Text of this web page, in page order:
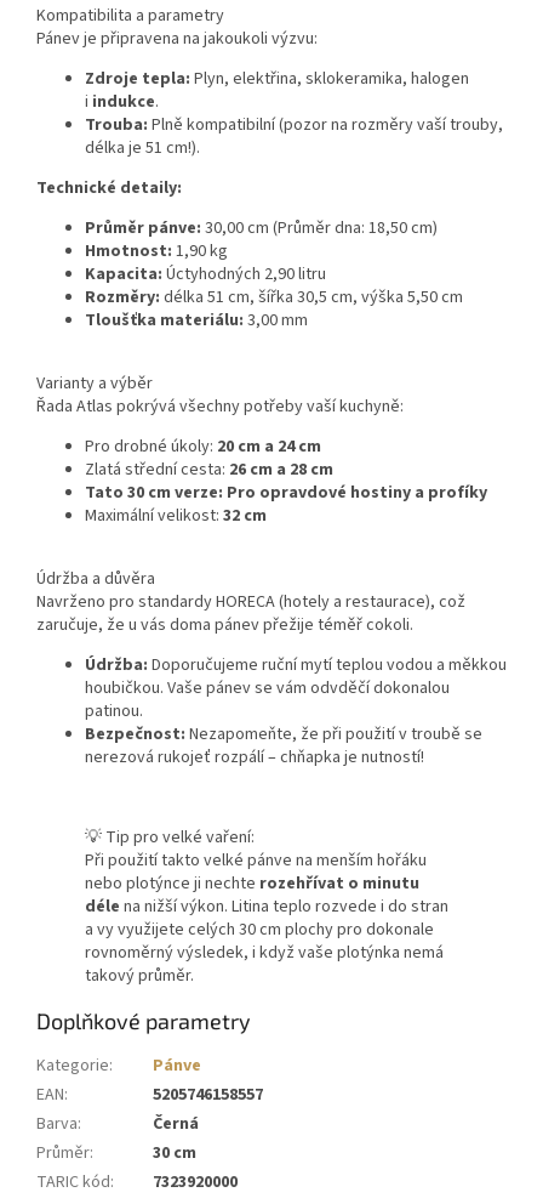
Kompatibilita a parametry
Pánev je připravena na jakoukoli výzvu:
Zdroje tepla: Plyn, elektřina, sklokeramika, halogen
i indukce.
Trouba: Plně kompatibilní (pozor na rozměry vaší trouby,
délka je 51 cm!).
Technické detaily:
Průměr pánve: 30,00 cm (Průměr dna: 18,50 cm)
Hmotnost: 1,90 kg
Kapacita: Úctyhodných 2,90 litru
Rozměry: délka 51 cm, šířka 30,5 cm, výška 5,50 cm
Tloušťka materiálu: 3,00 mm
Varianty a výběr
Řada Atlas pokrývá všechny potřeby vaší kuchyně:
Pro drobné úkoly: 20 cm a 24 cm
Zlatá střední cesta: 26 cm a 28 cm
Tato 30 cm verze: Pro opravdové hostiny a profíky
Maximální velikost: 32 cm
Údržba a důvěra
Navrženo pro standardy HORECA (hotely a restaurace), což
zaručuje, že u vás doma pánev přežije téměř cokoli.
Údržba: Doporučujeme ruční mytí teplou vodou a měkkou
houbičkou. Vaše pánev se vám odvděčí dokonalou
patinou.
Bezpečnost: Nezapomeňte, že při použití v troubě se
nerezová rukojeť rozpálí – chňapka je nutností!
💡 Tip pro velké vaření:
Při použití takto velké pánve na menším hořáku
nebo plotýnce ji nechte rozehřívat o minutu
déle na nižší výkon. Litina teplo rozvede i do stran
a vy využijete celých 30 cm plochy pro dokonale
rovnoměrný výsledek, i když vaše plotýnka nemá
takový průměr.
Doplňkové parametry
Kategorie:
Pánve
EAN:
5205746158557
Barva:
Černá
Průměr:
30 cm
TARIC kód:
7323920000